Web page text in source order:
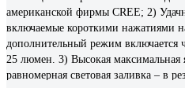
американской фирмы CREE; 2)
включаемые короткими нажатиями
дополнительный режим включается
25 люмен. 3) Высокая максимальная
равномерная световая заливка – в